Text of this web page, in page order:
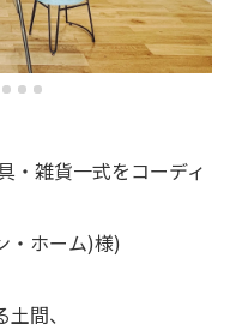
・雑貨一式をコーディ
・ホーム)様)
間、